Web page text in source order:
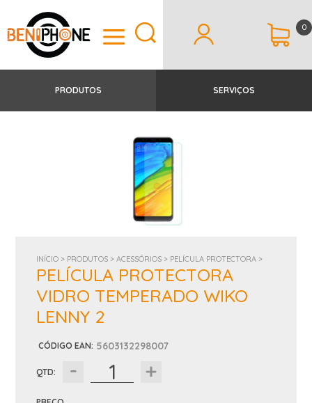
0
PRODUTOS SERVIÇOS
INÍCIO > PRODUTOS >ACESSÓRIOS > PELÍCULA PROTECTORA >
PELÍCULA PROTECTORA
VIDRO TEMPERADO WIKO
LENNY 2
CÓDIGO EAN: 5603132298007
QTD: